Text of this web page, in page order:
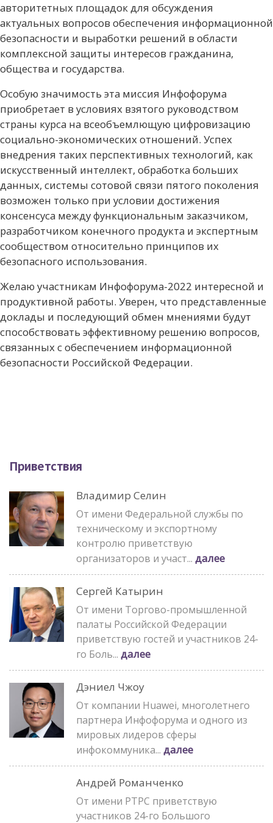
авторитетных площадок для обсуждения
актуальных вопросов обеспечения информационной
безопасности и выработки решений в области
комплексной защиты интересов гражданина,
общества и государства.
Особую значимость эта миссия Инфофорума
приобретает в условиях взятого руководством
страны курса на всеобъемлющую цифровизацию
социально-экономических отношений. Успех
внедрения таких перспективных технологий, как
искусственный интеллект, обработка больших
данных, системы сотовой связи пятого поколения
возможен только при условии достижения
консенсуса между функциональным заказчиком,
разработчиком конечного продукта и экспертным
сообществом относительно принципов их
безопасного использования.
Желаю участникам Инфофорума-2022 интересной и
продуктивной работы. Уверен, что представленные
доклады и последующий обмен мнениями будут
способствовать эффективному решению вопросов,
связанных с обеспечением информационной
безопасности Российской Федерации.
Приветствия
Владимир Селин
От имени Федеральной службы по
техническому и экспортному
контролю приветствую
организаторов и участ... далее
Сергей Катырин
От имени Торгово-промышленной
палаты Российской Федерации
приветствую гостей и участников 24-
го Боль... далее
Дэниел Чжоу
От компании Huawei, многолетнего
партнера Инфофорума и одного из
мировых лидеров сферы
инфокоммуника... далее
Андрей Романченко
От имени РТРС приветствую
участников 24-го Большого